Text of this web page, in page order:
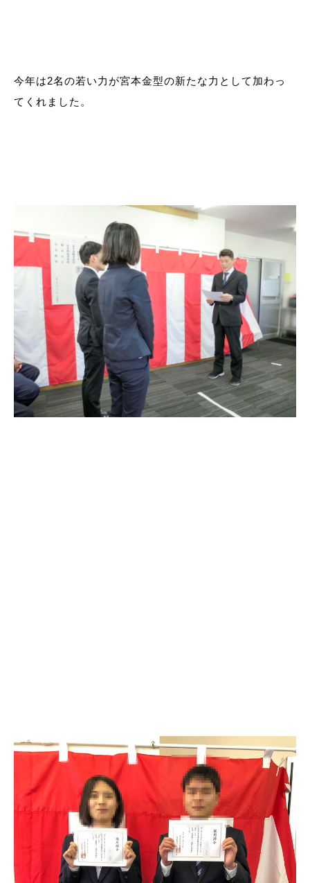
今年は2名の若い力が宮本金型の新たな力として加わっ
てくれました。